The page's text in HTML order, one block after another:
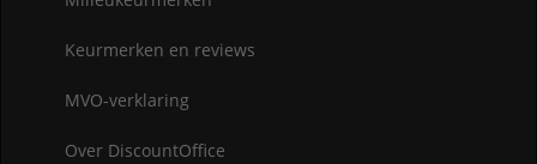
Keurmerken en reviews
MVO-verklaring
Over DiscountOffice